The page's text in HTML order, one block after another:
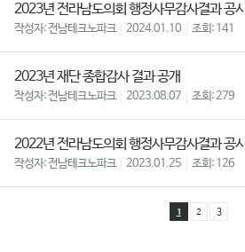
2023년 전라남도의회 행정사무감사결과 공시
전남테크노파크 2024.01.10 141
2023년 재단 종합감사 결과 공개
전남테크노파크 2023.08.07 279
2022년 전라남도의회 행정사무감사결과 공시
전남테크노파크 2023.01.25 126
1 2 3